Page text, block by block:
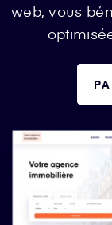
web, vous